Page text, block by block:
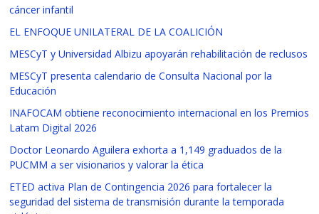
cáncer infantil
EL ENFOQUE UNILATERAL DE LA COALICIÓN
MESCyT y Universidad Albizu apoyarán rehabilitación de reclusos
MESCyT presenta calendario de Consulta Nacional por la
Educación
INAFOCAM obtiene reconocimiento internacional en los Premios
Latam Digital 2026
Doctor Leonardo Aguilera exhorta a 1,149 graduados de la
PUCMM a ser visionarios y valorar la ética
ETED activa Plan de Contingencia 2026 para fortalecer la
seguridad del sistema de transmisión durante la temporada